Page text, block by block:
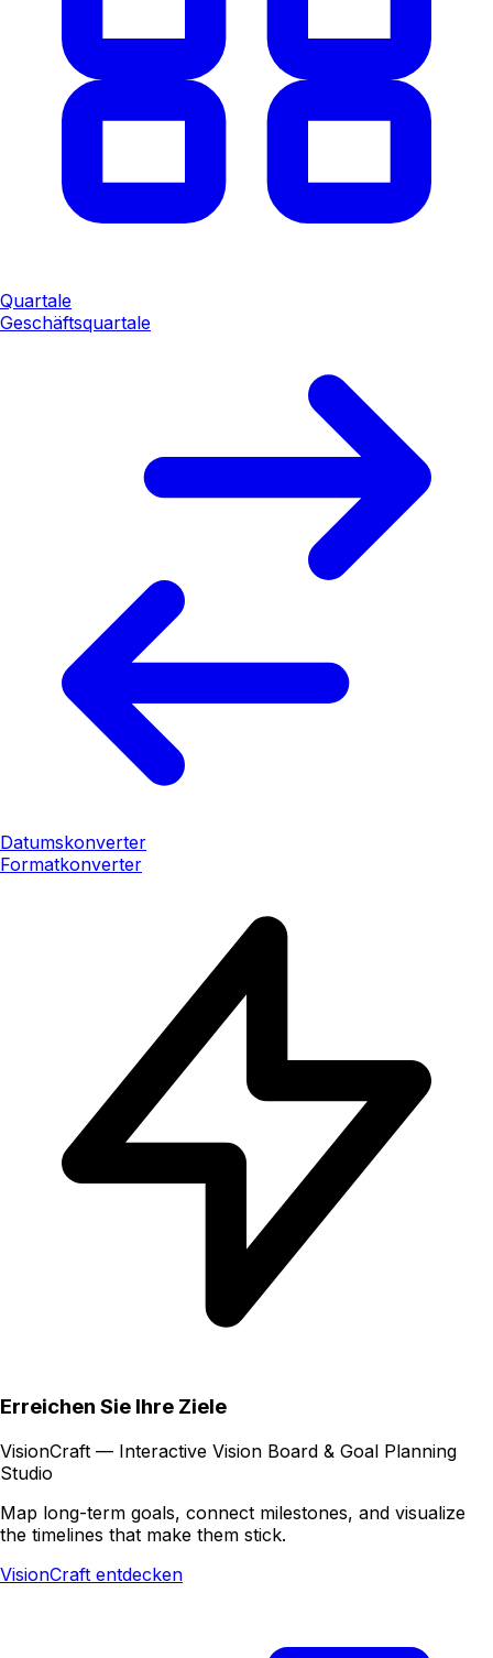
Quartale
Geschäftsquartale
Datumskonverter
Formatkonverter
Erreichen Sie Ihre Ziele
VisionCraft — Interactive Vision Board & Goal Planning
Studio
Map long-term goals, connect milestones, and visualize
the timelines that make them stick.
VisionCraft entdecken